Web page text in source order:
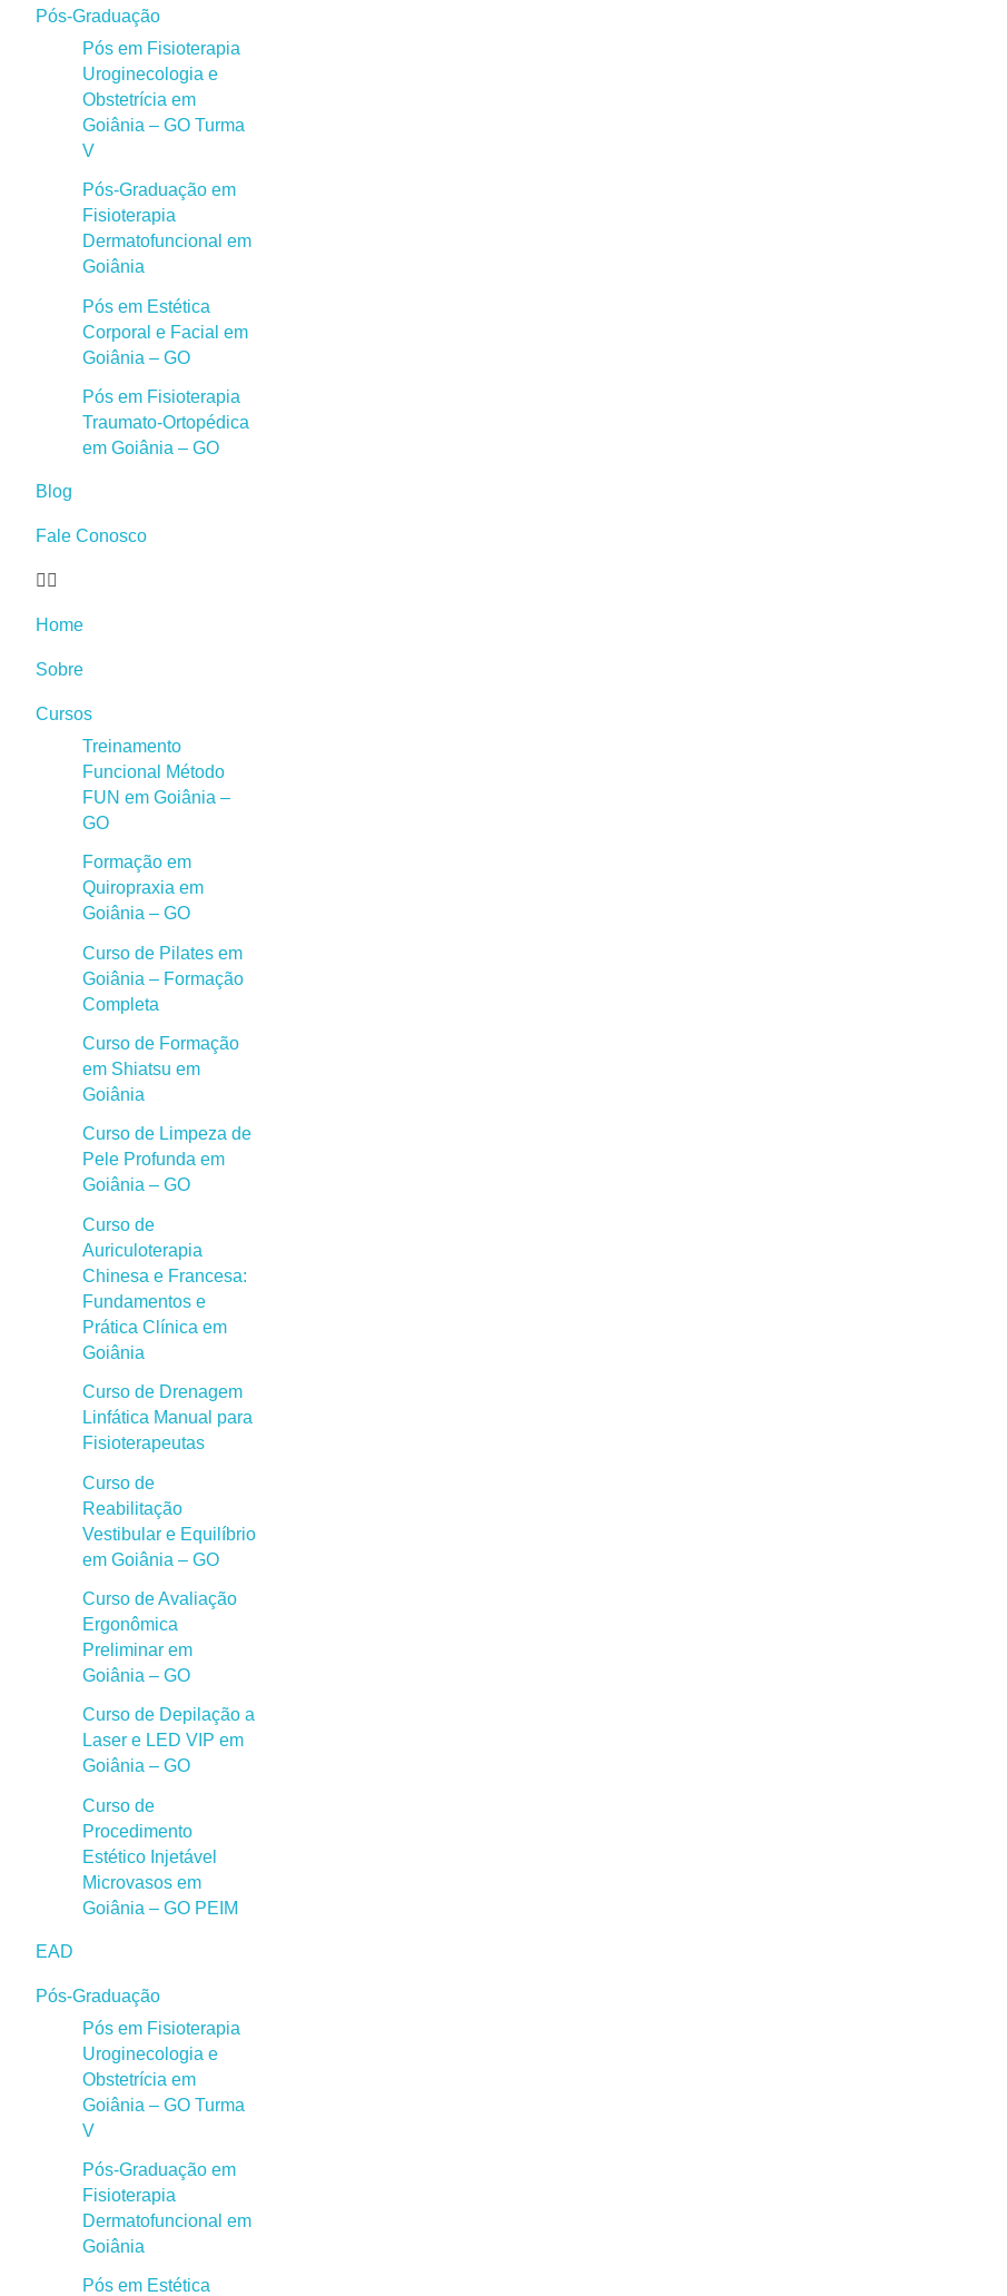
Pós-Graduação
Pós em Fisioterapia
Uroginecologia e
Obstetrícia em
Goiânia – GO Turma
V
Pós-Graduação em
Fisioterapia
Dermatofuncional em
Goiânia
Pós em Estética
Corporal e Facial em
Goiânia – GO
Pós em Fisioterapia
Traumato-Ortopédica
em Goiânia – GO
Blog
Fale Conosco
Home
Sobre
Cursos
Treinamento
Funcional Método
FUN em Goiânia –
GO
Formação em
Quiropraxia em
Goiânia – GO
Curso de Pilates em
Goiânia – Formação
Completa
Curso de Formação
em Shiatsu em
Goiânia
Curso de Limpeza de
Pele Profunda em
Goiânia – GO
Curso de
Auriculoterapia
Chinesa e Francesa:
Fundamentos e
Prática Clínica em
Goiânia
Curso de Drenagem
Linfática Manual para
Fisioterapeutas
Curso de
Reabilitação
Vestibular e Equilíbrio
em Goiânia – GO
Curso de Avaliação
Ergonômica
Preliminar em
Goiânia – GO
Curso de Depilação a
Laser e LED VIP em
Goiânia – GO
Curso de
Procedimento
Estético Injetável
Microvasos em
Goiânia – GO PEIM
EAD
Pós-Graduação
Pós em Fisioterapia
Uroginecologia e
Obstetrícia em
Goiânia – GO Turma
V
Pós-Graduação em
Fisioterapia
Dermatofuncional em
Goiânia
Pós em Estética